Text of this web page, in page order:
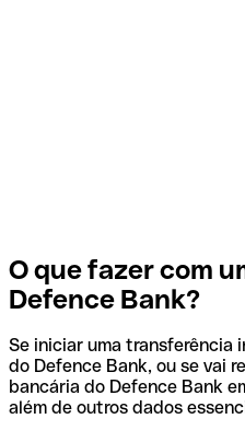
O que fazer com
Defence Bank?
Se iniciar uma transferência
do Defence Bank, ou se vai
bancária do Defence Bank
além de outros dados